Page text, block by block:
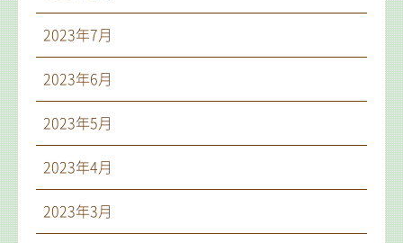
2023年7月
2023年6月
2023年5月
2023年4月
2023年3月